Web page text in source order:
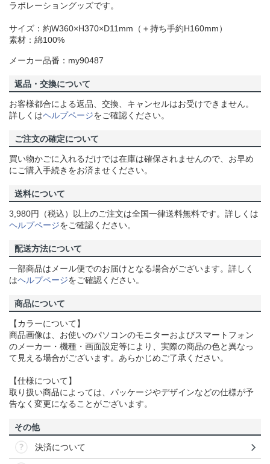
ラボレーショングッズです。
サイズ：約W360×H370×D11mm（＋持ち手約H160mm）
素材：綿100%
メーカー品番：my90487
返品・交換について
お客様都合による返品、交換、キャンセルはお受けできません。
詳しくはヘルプページをご確認ください。
ご注文の確定について
買い物かごに入れるだけでは在庫は確保されませんので、お早め
にご購入手続きをお済ませください。
送料について
3,980円（税込）以上のご注文は全国一律送料無料です。詳しくは
ヘルプページをご確認ください。
配送方法について
一部商品はメール便でのお届けとなる場合がございます。詳しく
はヘルプページをご確認ください。
商品について
【カラーについて】
商品画像は、お使いのパソコンのモニターおよびスマートフォン
のメーカー・機種・画面設定等により、実際の商品の色と異なっ
て見える場合がございます。あらかじめご了承ください。
【仕様について】
取り扱い商品によっては、パッケージやデザインなどの仕様が予
告なく変更になることがございます。
その他
決済について